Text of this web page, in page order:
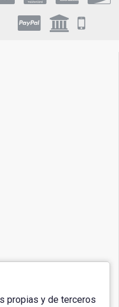
propias y de terceros